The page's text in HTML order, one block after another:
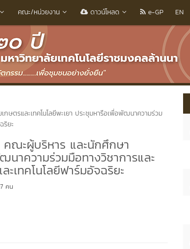
คณะ/หน่วยงาน ดาวน์โหลด e-GP EN
ษตรและเทคโนโลยีพะเยา ประชุมหารือเพื่อพัฒนาความร่วม
ริยะ
คณะผู้บริหาร และนักศึกษา
นาความร่วมมือทางวิชาการและ
เทคโนโลยีฟาร์มอัจฉริยะ
คน